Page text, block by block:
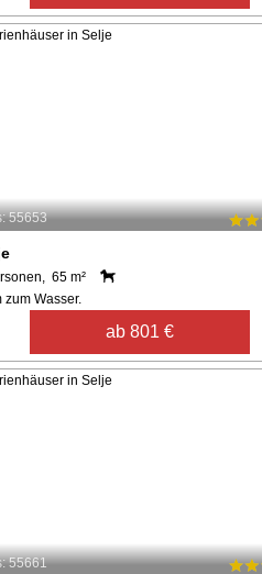
55653
65 m²
zum Wasser.
ab 801 €
55661